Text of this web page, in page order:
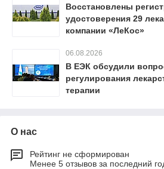
Восстановлены
удостоверения 29
компании «ЛеКос»
06.08.2026
В ЕЭК обсудили
регулирования
терапии
О нас
Рейтинг не сформирован
Менее 5 отзывов за последний